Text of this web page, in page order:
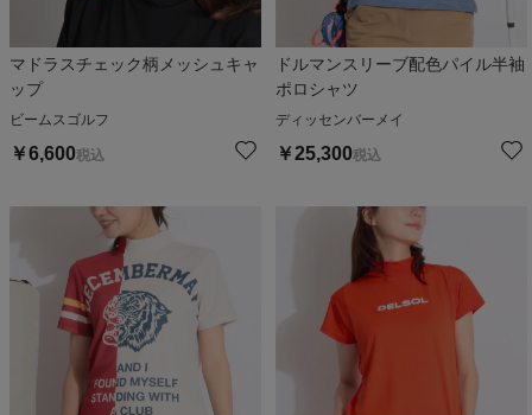
マドラスチェック柄メッシュキャ
ップ
ビームスゴルフ
￥6,600税込
ドルマンスリーブ配色パイル半袖
ポロシャツ
ディッセンバーメイ
￥25,300税込